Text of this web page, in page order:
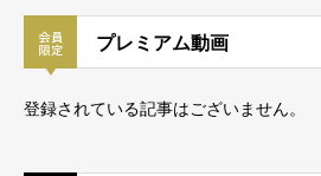
プレミアム動画
登録されている記事はございません。